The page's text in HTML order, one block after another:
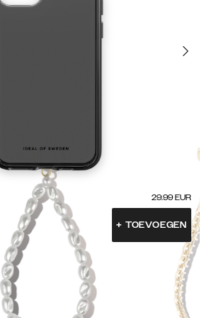
29.99 EUR
+ TOEVOEGEN